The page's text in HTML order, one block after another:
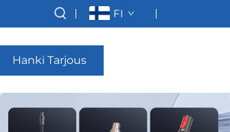
FI
Hanki Tarjous